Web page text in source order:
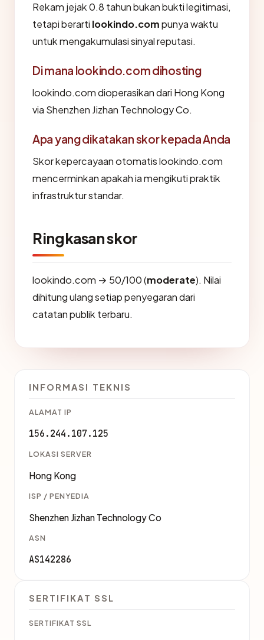
Rekam jejak 0.8 tahun bukan bukti legitimasi,
tetapi berarti lookindo.compunya waktu
untuk mengakumulasi sinyal reputasi.
Di mana lookindo.com dihosting
lookindo.com dioperasikan dari Hong Kong
via Shenzhen Jizhan Technology Co.
Apa yang dikatakan skor kepada Anda
Skor kepercayaan otomatis lookindo.com
mencerminkan apakah ia mengikuti praktik
infrastruktur standar.
Ringkasan skor
lookindo.com → 50/100 (moderate). Nilai
dihitung ulang setiap penyegaran dari
catatan publik terbaru.
INFORMASI TEKNIS
ALAMAT IP
156.244.107.125
LOKASI SERVER
Hong Kong
ISP / PENYEDIA
Shenzhen Jizhan Technology Co
ASN
AS142286
SERTIFIKAT SSL
SERTIFIKAT SSL